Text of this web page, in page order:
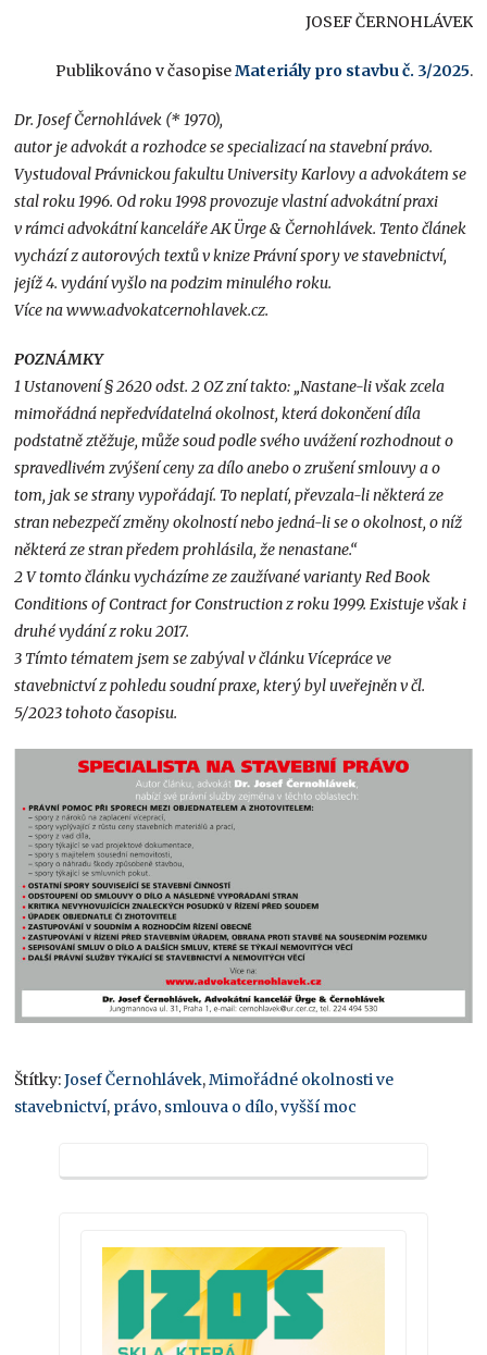
JOSEF ČERNOHLÁVEK
Publikováno v časopiseMateriály pro stavbu č. 3/2025.
Dr. Josef Černohlávek (* 1970),
autor je advokát a rozhodce se specializací na stavební právo.
Vystudoval Právnickou fakultu University Karlovy a advokátem se
stal roku 1996. Od roku 1998 provozuje vlastní advokátní praxi
v rámci advokátní kanceláře AK Ürge & Černohlávek. Tento článek
vychází z autorových textů v knize Právní spory ve stavebnictví,
jejíž 4. vydání vyšlo na podzim minulého roku.
Více na www.advokatcernohlavek.cz.
POZNÁMKY
1 Ustanovení § 2620 odst. 2 OZ zní takto: „Nastane-li však zcela
mimořádná nepředvídatelná okolnost, která dokončení díla
podstatně ztěžuje, může soud podle svého uvážení rozhodnout o
spravedlivém zvýšení ceny za dílo anebo o zrušení smlouvy a o
tom, jak se strany vypořádají. To neplatí, převzala-li některá ze
stran nebezpečí změny okolností nebo jedná-li se o okolnost, o níž
některá ze stran předem prohlásila, že nenastane.“
2 V tomto článku vycházíme ze zaužívané varianty Red Book
Conditions of Contract for Construction z roku 1999. Existuje však i
druhé vydání z roku 2017.
3 Tímto tématem jsem se zabýval v článku Vícepráce ve
stavebnictví z pohledu soudní praxe, který byl uveřejněn v čl.
5/2023 tohoto časopisu.
Štítky:Josef Černohlávek,Mimořádné okolnosti ve
stavebnictví, právo, smlouva o dílo,vyšší moc